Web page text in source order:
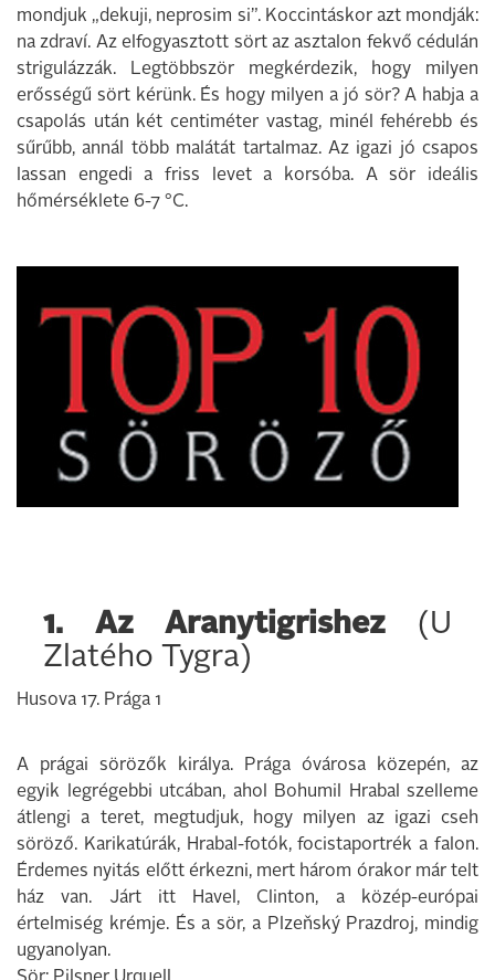
mondjuk „dekuji, neprosim si”. Koccintáskor azt mondják:
na zdraví. Az elfogyasztott sört az asztalon fekvő cédulán
strigulázzák. Legtöbbször megkérdezik, hogy milyen
erősségű sört kérünk. És hogy milyen a jó sör? A habja a
csapolás után két centiméter vastag, minél fehérebb és
sűrűbb, annál több malátát tartalmaz. Az igazi jó csapos
lassan engedi a friss levet a korsóba. A sör ideális
hőmérséklete 6-7 °C.
1. Az Aranytigrishez (U
Zlatého Tygra)
Husova 17. Prága 1
A prágai sörözők királya. Prága óvárosa közepén, az
egyik legrégebbi utcában, ahol Bohumil Hrabal szelleme
átlengi a teret, megtudjuk, hogy milyen az igazi cseh
söröző. Karikatúrák, Hrabal-fotók, focistaportrék a falon.
Érdemes nyitás előtt érkezni, mert három órakor már telt
ház van. Járt itt Havel, Clinton, a közép-európai
értelmiség krémje. És a sör, a Plzeňský Prazdroj, mindig
ugyanolyan.